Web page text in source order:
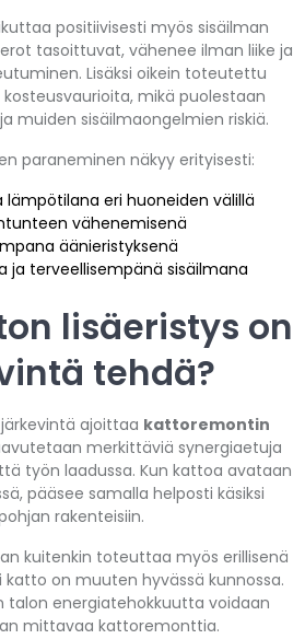
positiivisesti myös sisäilman
tasoittuvat, vähenee ilman liike ja
Lisäksi oikein toteutettu
kosteusvaurioita, mikä puolestaan
muiden sisäilmaongelmien riskiä.
paraneminen näkyy erityisesti:
lämpötilana eri huoneiden välillä
vähenemisenä
äänieristyksenä
ja terveellisempänä sisäilmana
lisäeristys on
tehdä?
ajoittaa kattoremontin
merkittäviä synergiaetuja
työn laadussa. Kun kattoa avataan
pääsee samalla helposti käsiksi
rakenteisiin.
kuitenkin toteuttaa myös erillisenä
on muuten hyvässä kunnossa.
talon energiatehokkuutta voidaan
mittavaa kattoremonttia.